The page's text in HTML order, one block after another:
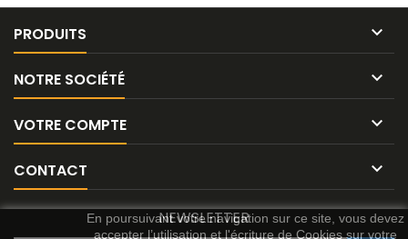
PRODUITS 
NOTRE SOCIÉTÉ 
VOTRE COMPTE 
CONTACT 
En poursuivant votre navigation sur ce site, vous devez
accepter l’utilisation et l'écriture de Cookies sur votre
NEWSLETTER